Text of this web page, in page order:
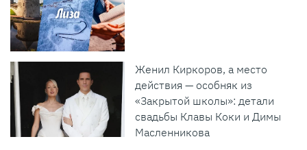
Женил Киркоров, а место
действия — особняк из
«Закрытой школы»: детали
свадьбы Клавы Коки и Димы
Масленникова